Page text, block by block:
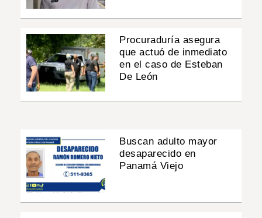
Procuraduría asegura
que actuó de inmediato
en el caso de Esteban
De León
Buscan adulto mayor
desaparecido en
Panamá Viejo